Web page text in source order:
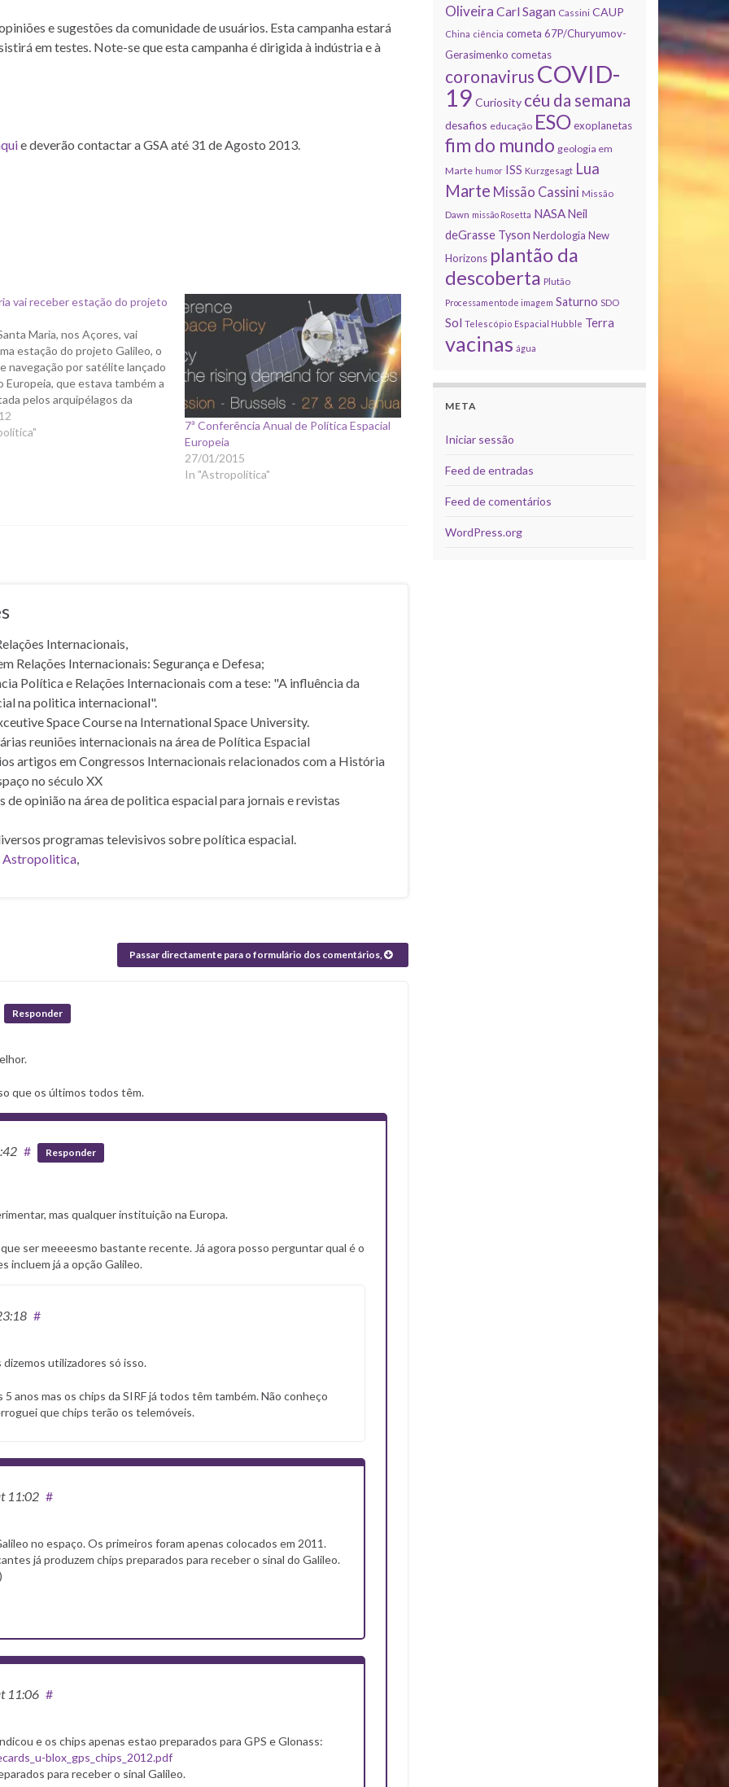
e sugestões da comunidade de usuários. Esta campanha estará
em testes. Note-se que esta campanha é dirigida à indústria e à
e deverão contactar a GSA até 31 de Agosto 2013.
vai receber estação do projeto
Maria, nos Açores, vai
estação do projeto Galileo, o
navegação por satélite lançado
Europeia, que estava também a
pelos arquipélagos da
Canárias. "A instalação de
Sensor Station) em
7ª Conferência Anual de Política Espacial
Europeia
27/01/2015
In "Astropolítica"
Internacionais,
Relações Internacionais: Segurança e Defesa;
Política e Relações Internacionais com a tese: "A influência da
na politica internacional".
Space Course na International Space University.
reuniões internacionais na área de Política Espacial
artigos em Congressos Internacionais relacionados com a História
no século XX
de opinião na área de politica espacial para jornais e revistas
programas televisivos sobre política espacial.
Astropolitica,
Passar directamente para o formulário dos comentários,
Responder
que os últimos todos têm.
# Responder
mas qualquer instituição na Europa.
ser meeeesmo bastante recente. Já agora posso perguntar qual é o
incluem já a opção Galileo.
#
utilizadores só isso.
anos mas os chips da SIRF já todos têm também. Não conheço
que chips terão os telemóveis.
11:02 #
no espaço. Os primeiros foram apenas colocados em 2011.
já produzem chips preparados para receber o sinal do Galileo.
11:06 #
e os chips apenas estao preparados para GPS e Glonass:
blox_gps_chips_2012.pdf
para receber o sinal Galileo.
Oliveira Carl Sagan Cassini CAUP
China ciência cometa 67P/Churyumov-
Gerasimenko cometas
coronavirus COVID-
19 Curiosity céu da semana
desafios educação ESO exoplanetas
fim do mundo geologia em
Marte humor ISS Kurzgesagt Lua
Marte Missão Cassini Missão
Dawn missão Rosetta NASA Neil
deGrasse Tyson Nerdologia New
Horizons plantão da
descoberta Plutão
Processamento de imagem Saturno SDO
Sol Telescópio Espacial Hubble Terra
vacinas água
META
Iniciar sessão
Feed de entradas
Feed de comentários
WordPress.org